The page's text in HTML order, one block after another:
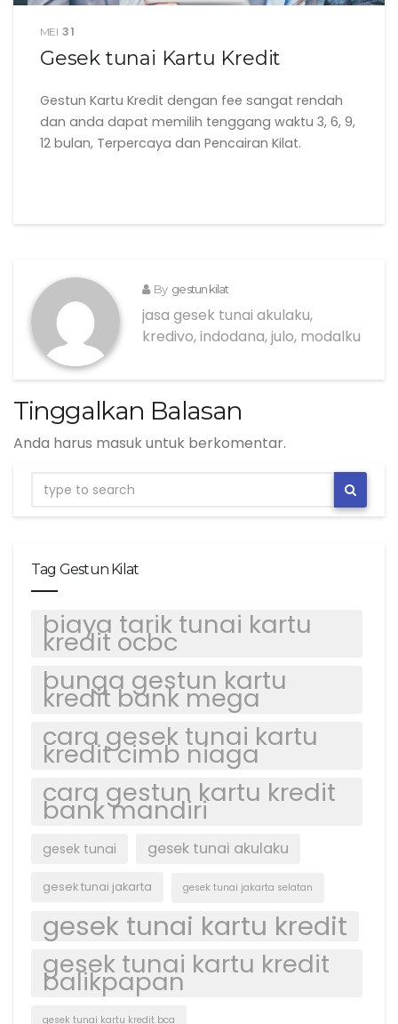
MEI 31
Gesek tunai Kartu Kredit
Gestun Kartu Kredit dengan fee sangat rendah
dan anda dapat memilih tenggang waktu 3, 6, 9,
12 bulan, Terpercaya dan Pencairan Kilat.
By gestun kilat
jasa gesek tunai akulaku,
kredivo, indodana, julo, modalku
Tinggalkan Balasan
Anda harus masukuntuk berkomentar.
Tag Gestun Kilat
biaya tarik tunai kartu
kredit ocbc
bunga gestun kartu
kredit bank mega
cara gesek tunai kartu
kredit cimb niaga
cara gestun kartu kredit
bank mandiri
gesek tunai gesek tunai akulaku
gesek tunai jakarta gesek tunai jakarta selatan
gesek tunai kartu kredit
gesek tunai kartu kredit
balikpapan
gesek tunai kartu kredit bca